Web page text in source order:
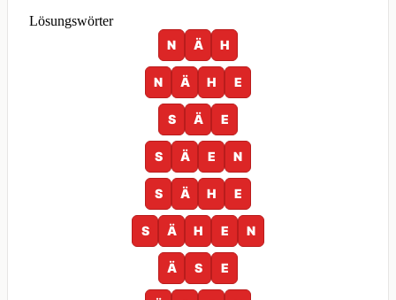
Lösungswörter
N
Ä H
N Ä H E
S Ä E
S Ä E N
S Ä H E
S Ä H E N
Ä S E